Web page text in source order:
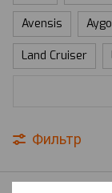
Avensis Aygo
Land Cruiser
Фильтр